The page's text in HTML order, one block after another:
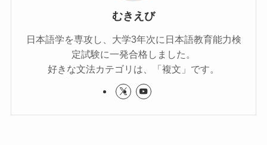
むきえび
日本語学を専攻し、大学3年次に日本語教育能力検
定試験に一発合格しました。
好きな文法カテゴリは、「複文」です。